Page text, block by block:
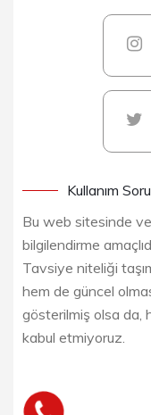
Kullanım
Bu web sitesinde
bilgilendirme
Tavsiye niteliği
hem de güncel
gösterilmiş olsa da,
kabul etmiyoruz.